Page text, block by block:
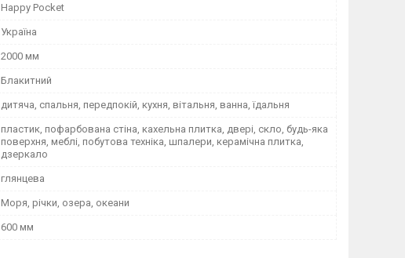
Happy Pocket
Україна
2000 мм
Блакитний
дитяча, спальня, передпокій, кухня, вітальня, ванна, їдальня
пластик, пофарбована стіна, кахельна плитка, двері, скло, будь-яка
поверхня, меблі, побутова техніка, шпалери, керамічна плитка,
дзеркало
глянцева
Моря, річки, озера, океани
600 мм